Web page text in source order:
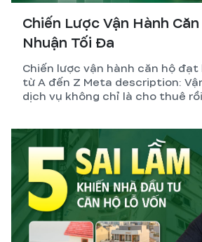
Chiến Lược Vận Hành
Nhuận Tối Đa
Chiến lược vận hành căn hộ
từ A đến Z Meta description:
dịch vụ không chỉ là cho thuê
giúp chủ đầu tư đạt lợi nhuận